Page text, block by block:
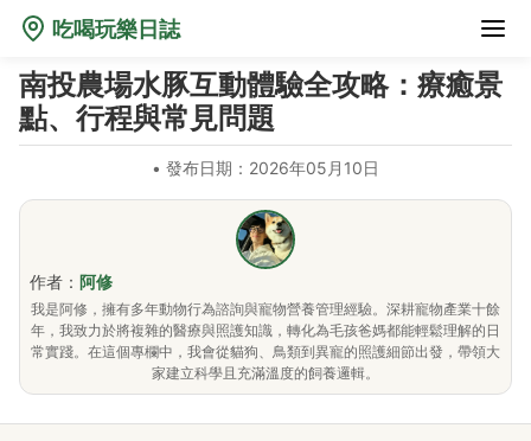
吃喝玩樂日誌
南投農場水豚互動體驗全攻略：療癒景
點、行程與常見問題
• 發布日期：2026年05月10日
作者： 阿修
我是阿修，擁有多年動物行為諮詢與寵物營養管理經驗。深耕寵物產業十餘
年，我致力於將複雜的醫療與照護知識，轉化為毛孩爸媽都能輕鬆理解的日
常實踐。在這個專欄中，我會從貓狗、鳥類到異寵的照護細節出發，帶領大
家建立科學且充滿溫度的飼養邏輯。